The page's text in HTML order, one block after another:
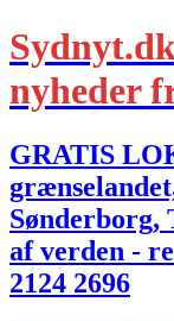
nyheder
GRATIS
Sønderborg,
af verden -
2124 2696